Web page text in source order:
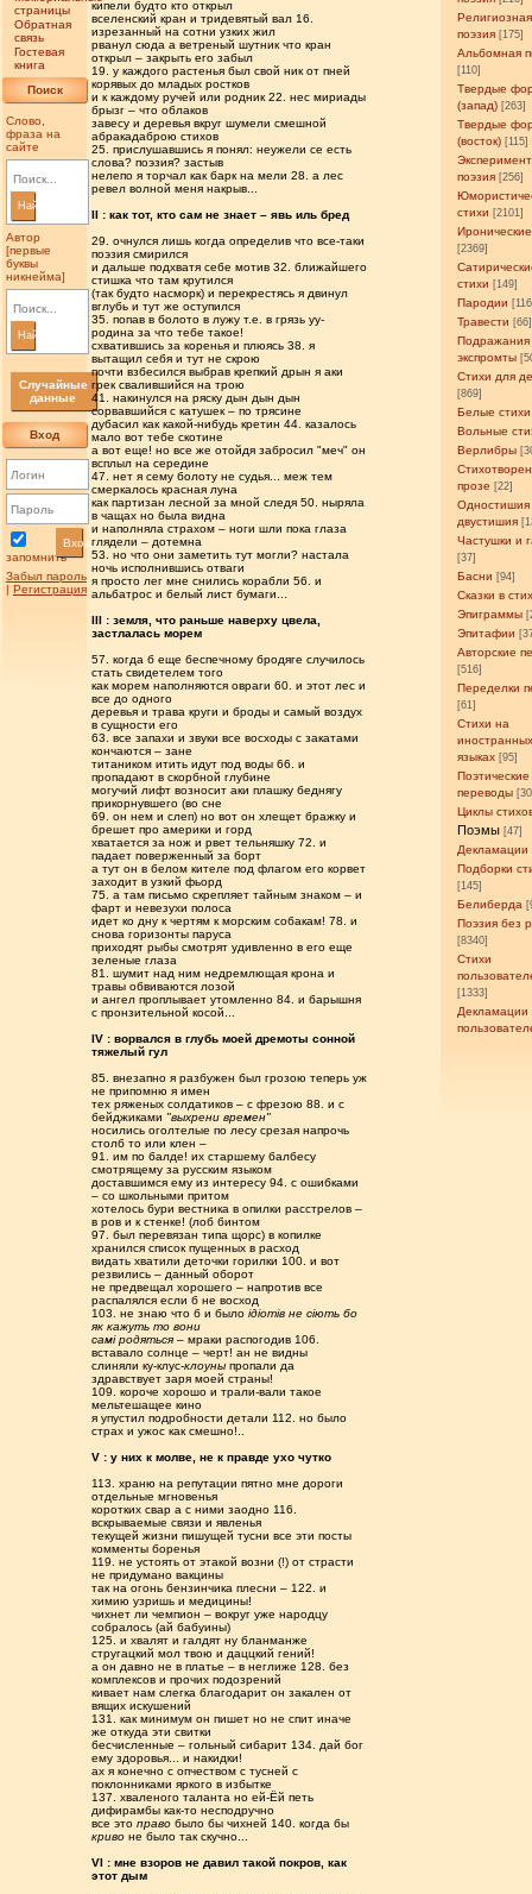
страницы
Обратная
связь
Гостевая
книга
Поиск
Слово,
фраза на
сайте
Найти
Автор
[первые
буквы
никнейма]
Найти
Случайные
данные
Вход
запомнить
Вход
Забыл пароль
| Регистрация
Религиозная
поэзия [175]
Альбомная
[110]
Твердые
(запад) [263]
Твердые
(восток) [115]
поэзия [256]
стихи [2101]
[2369]
стихи [149]
Пародии
Травести [66]
Подражания
экспромты
Стихи для
[869]
Белые стихи
Вольные
Верлибры
прозе [22]
Одностишия
двустишия
Частушки и
[37]
Басни [94]
Сказки в
Эпиграммы
Эпитафии
Авторские
[516]
Переделки
[61]
Стихи на
языках [95]
Поэтические
переводы
Циклы
Поэмы [47]
Декламации
Подборки
[145]
Белиберда
Поэзия без
[8340]
Стихи
[1333]
Декламации
кипели будто кто открыл
вселенский кран и тридевятый вал 16.
изрезанный на сотни узких жил
рванул сюда а ветреный шутник что кран
открыл – закрыть его забыл
19. у каждого растенья был свой ник от пней
корявых до младых ростков
и к каждому ручей или родник 22. нес мириады
брызг – что облаков
завесу и деревья вкруг шумели смешной
абракадаброю стихов
25. прислушавшись я понял: неужели се есть
слова? поэзия? застыв
нелепо я торчал как барк на мели 28. а лес
ревел волной меня накрыв...
II : как тот, кто сам не знает – явь иль бред
29. очнулся лишь когда определив что все-таки
поэзия смирился
и дальше подхватя себе мотив 32. ближайшего
стишка что там крутился
(так будто насморк) и перекрестясь я двинул
вглубь и тут же оступился
35. попав в болото в лужу т.е. в грязь уу-
родина за что тебе такое!
схватившись за коренья и плюясь 38. я
вытащил себя и тут не скрою
почти взбесился выбрав крепкий дрын я аки
грек свалившийся на трою
41. накинулся на ряску дын дын дын
сорвавшийся с катушек – по трясине
дубасил как какой-нибудь кретин 44. казалось
мало вот тебе скотине
а вот еще! но все же отойдя забросил "меч" он
всплыл на середине
47. нет я сему болоту не судья... меж тем
смеркалось красная луна
как партизан лесной за мной следя 50. ныряла
в чащах но была видна
и наполняла страхом – ноги шли пока глаза
глядели – дотемна
53. но что они заметить тут могли? настала
ночь исполнившись отваги
я просто лег мне снились корабли 56. и
альбатрос и белый лист бумаги...
III : земля, что раньше наверху цвела,
застлалась морем
57. когда б еще беспечному бродяге случилось
стать свидетелем того
как морем наполняются овраги 60. и этот лес и
все до одного
деревья и трава круги и броды и самый воздух
в сущности его
63. все запахи и звуки все восходы с закатами
кончаются – зане
титаником итить идут под воды 66. и
пропадают в скорбной глубине
могучий лифт возносит аки плашку беднягу
прикорнувшего (во сне
69. он нем и слеп) но вот он хлещет бражку и
брешет про америки и горд
хватается за нож и рвет тельняшку 72. и
падает поверженный за борт
а тут он в белом кителе под флагом его корвет
заходит в узкий фьорд
75. а там письмо скрепляет тайным знаком – и
фарт и невезухи полоса
идет ко дну к чертям к морским собакам! 78. и
снова горизонты паруса
приходят рыбы смотрят удивленно в его еще
зеленые глаза
81. шумит над ним недремлющая крона и
травы обвиваются лозой
и ангел проплывает утомленно 84. и барышня
с пронзительной косой...
IV : ворвался в глубь моей дремоты сонной
тяжелый гул
85. внезапно я разбужен был грозою теперь уж
не припомню я имен
тех ряженых солдатиков – с фрезою 88. и с
бейджиками "выхрени времен"
носились оголтелые по лесу срезая напрочь
столб то или клен –
91. им по балде! их старшему балбесу
смотрящему за русским языком
доставшимся ему из интересу 94. с ошибками
– со школьными притом
хотелось бури вестника в опилки расстрелов –
в ров и к стенке! (лоб бинтом
97. был перевязан типа щорс) в копилке
хранился список пущенных в расход
видать хватили деточки горилки 100. и вот
резвились – данный оборот
не предвещал хорошего – напротив все
распалялся если б не восход
103. не знаю что б и былоідіотів не сіють бо
як кажуть то вони
самі родяться – мраки распогодив 106.
вставало солнце – черт! ан не видны
слиняли ку-клус-клоуны пропали да
здравствует заря моей страны!
109. короче хорошо и трали-вали такое
мельтешащее кино
я упустил подробности детали 112. но было
страх и ужос как смешно!..
V : у них к молве, не к правде ухо чутко
113. храню на репутации пятно мне дороги
отдельные мгновенья
коротких свар а с ними заодно 116.
вскрываемые связи и явленья
текущей жизни пишущей тусни все эти посты
комменты боренья
119. не устоять от этакой возни (!) от страсти
не придумано вакцины
так на огонь бензинчика плесни – 122. и
химию узришь и медицины!
чихнет ли чемпион – вокруг уже народцу
собралось (ай бабуины)
125. и хвалят и галдят ну бланманже
стругацкий мол твою и даццкий гений!
а он давно не в платье – в неглиже 128. без
комплексов и прочих подозрений
кивает нам слегка благодарит он закален от
вящих искушений
131. как минимум он пишет но не спит иначе
же откуда эти свитки
бесчисленные – гольный сибарит 134. дай бог
ему здоровья... и накидки!
ах я конечно с опчеством с тусней с
поклонниками яркого в избытке
137. хваленого таланта но ей-Ёй петь
дифирамбы как-то несподручно
все этоправо было бы чихней 140. когда бы
криво не было так скучно...
VI : мне взоров не давил такой покров, как
этот дым